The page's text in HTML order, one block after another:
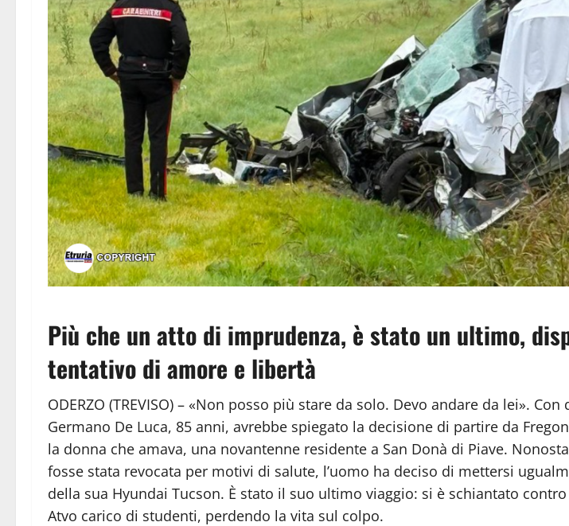
Più che un atto di imprudenza, è stato un ultimo,
tentativo di amore e libertà
ODERZO (TREVISO) – «Non posso più stare da solo. Devo andare da lei».
Germano De Luca, 85 anni, avrebbe spiegato la decisione di partire da
la donna che amava, una novantenne residente a San Donà di Piave.
fosse stata revocata per motivi di salute, l’uomo ha deciso di mettersi
della sua Hyundai Tucson. È stato il suo ultimo viaggio: si è schiantato
Atvo carico di studenti, perdendo la vita sul colpo.